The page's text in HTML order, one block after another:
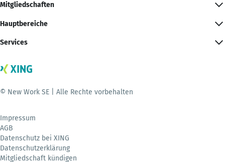
Mitgliedschaften
Hauptbereiche
Services
© New Work SE | Alle Rechte vorbehalten
Impressum
AGB
Datenschutz bei XING
Datenschutzerklärung
Mitgliedschaft kündigen